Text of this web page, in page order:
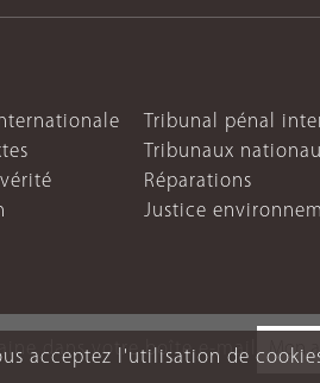
acceptez l'utilisation de
Tribunal pénal
Tribunaux
Réparations
Justice
dans votre boîte e-mail